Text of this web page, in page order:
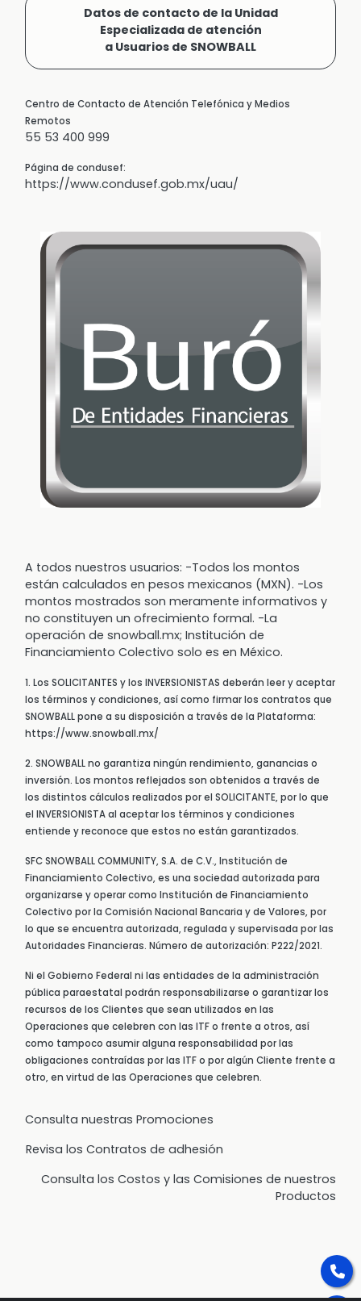
Datos de contacto de la Unidad
Especializada de atención
a Usuarios de SNOWBALL
Centro de Contacto de Atención Telefónica y Medios
Remotos
55 53 400 999
Página de condusef:
https://www.condusef.gob.mx/uau/
A todos nuestros usuarios: -Todos los montos
están calculados en pesos mexicanos (MXN). -Los
montos mostrados son meramente informativos y
no constituyen un ofrecimiento formal. -La
operación de snowball.mx; Institución de
Financiamiento Colectivo solo es en México.
1. Los SOLICITANTES y los INVERSIONISTAS deberán leer y aceptar
los términos y condiciones, así como firmar los contratos que
SNOWBALL pone a su disposición a través de la Plataforma:
https://www.snowball.mx/
2. SNOWBALL no garantiza ningún rendimiento, ganancias o
inversión. Los montos reflejados son obtenidos a través de
los distintos cálculos realizados por el SOLICITANTE, por lo que
el INVERSIONISTA al aceptar los términos y condiciones
entiende y reconoce que estos no están garantizados.
SFC SNOWBALL COMMUNITY, S.A. de C.V., Institución de
Financiamiento Colectivo, es una sociedad autorizada para
organizarse y operar como Institución de Financiamiento
Colectivo por la Comisión Nacional Bancaria y de Valores, por
lo que se encuentra autorizada, regulada y supervisada por las
Autoridades Financieras. Número de autorización: P222/2021.
Ni el Gobierno Federal ni las entidades de la administración
pública paraestatal podrán responsabilizarse o garantizar los
recursos de los Clientes que sean utilizados en las
Operaciones que celebren con las ITF o frente a otros, así
como tampoco asumir alguna responsabilidad por las
obligaciones contraídas por las ITF o por algún Cliente frente a
otro, en virtud de las Operaciones que celebren.
Consulta nuestras Promociones
Revisa los Contratos de adhesión
Consulta los Costos y las Comisiones de nuestros
Productos